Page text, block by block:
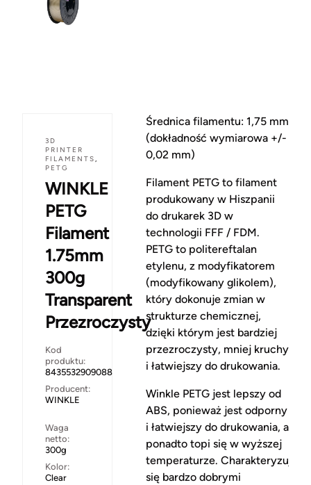
3D
PRINTER
FILAMENTS,
PETG
WINKLE
PETG
Filament
1.75mm
300g
Transparent
Przezroczysty
Kod
produktu:
8435532909088
Producent:
WINKLE
Waga
netto:
300g
Kolor:
Clear
Średnica filamentu: 1,75 mm
(dokładność wymiarowa +/-
0,02 mm)
Filament PETG to filament
produkowany w Hiszpanii
do drukarek 3D w
technologii FFF / FDM.
PETG to politereftalan
etylenu, z modyfikatorem
(modyfikowany glikolem),
który dokonuje zmian w
strukturze chemicznej,
dzięki którym jest bardziej
przezroczysty, mniej kruchy
i łatwiejszy do drukowania.
Winkle PETG jest lepszy od
ABS, ponieważ jest odporny
i łatwiejszy do drukowania, a
ponadto topi się w wyższej
temperaturze. Charakteryzuje
się bardzo dobrymi